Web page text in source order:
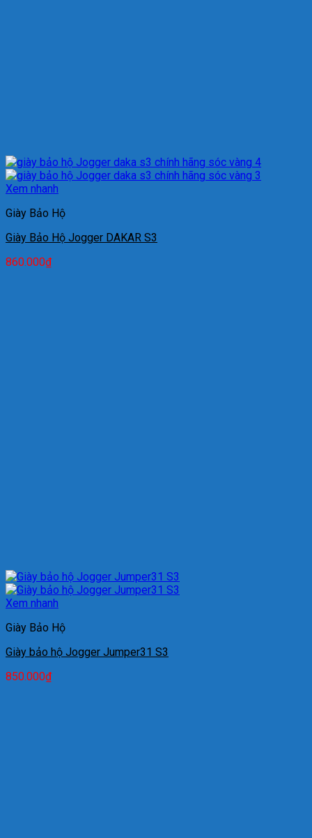
Xem nhanh
Giày Bảo Hộ
Giày Bảo Hộ Jogger DAKAR S3
860.000₫
Xem nhanh
Giày Bảo Hộ
Giày bảo hộ Jogger Jumper31 S3
850.000₫